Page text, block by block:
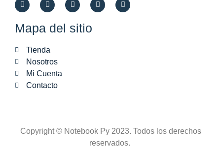
Mapa del sitio
Tienda
Nosotros
Mi Cuenta
Contacto
Copyright © Notebook Py 2023. Todos los derechos
reservados.